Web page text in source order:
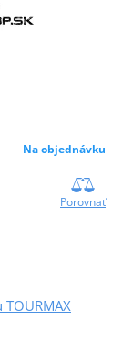
Na objednávku
Porovnať